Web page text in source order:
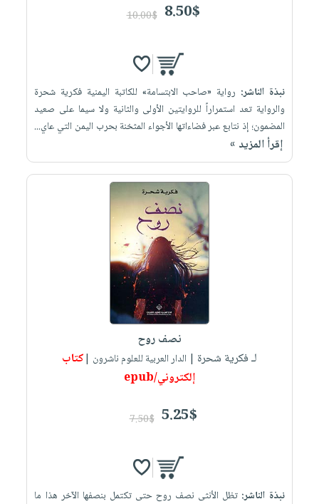
8.50$
10.00$
نبذة الناشر: رواية «صاحب الابتسامة» للكاتبة اليمنية فكرية شحرة
والرواية تعد استمراراً للروايتين ‏الأولى والثانية ولا سيما على صعيد
المضمون؛ إذ نتابع عبر فضاءاتها الأجواء المثخنة ‏بحرب اليمن التي عاي...
إقرأ المزيد »
نصف روح
لـ فكرية شحرة | الدار العربية للعلوم ناشرون |كتاب
إلكتروني/epub
5.25$
7.50$
نبذة الناشر: تظل الأنثى نصف روح حتى تكتمل بنصفها الآخر هذا ما